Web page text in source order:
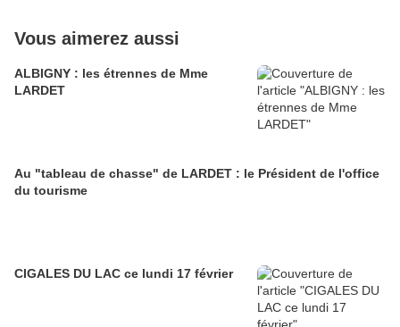
Vous aimerez aussi
ALBIGNY : les étrennes de Mme
LARDET
Au "tableau de chasse" de LARDET : le Président de l'office
du tourisme
CIGALES DU LAC ce lundi 17 février